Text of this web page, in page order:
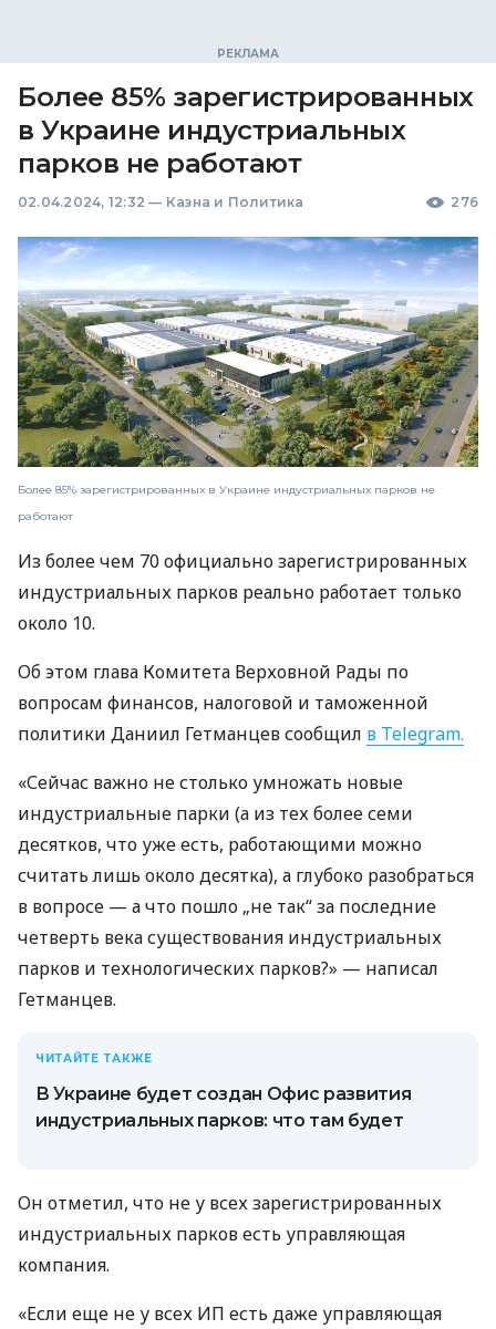
Более 85% зарегистрированных
в Украине индустриальных
парков не работают
02.04.2024, 12:32 — Казна и Политика 276
Более 85% зарегистрированных в Украине индустриальных парков не
работают
Из более чем 70 официально зарегистрированных
индустриальных парков реально работает только
около 10.
Об этом глава Комитета Верховной Рады по
вопросам финансов, налоговой и таможенной
политики Даниил Гетманцев сообщил в Telegram.
«Сейчас важно не столько умножать новые
индустриальные парки (а из тех более семи
десятков, что уже есть, работающими можно
считать лишь около десятка), а глубоко разобраться
в вопросе — а что пошло „не так“ за последние
четверть века существования индустриальных
парков и технологических парков?» — написал
Гетманцев.
ЧИТАЙТЕ ТАКЖЕ
В Украине будет создан Офис развития
индустриальных парков: что там будет
Он отметил, что не у всех зарегистрированных
индустриальных парков есть управляющая
компания.
«Если еще не у всех ИП есть даже управляющая